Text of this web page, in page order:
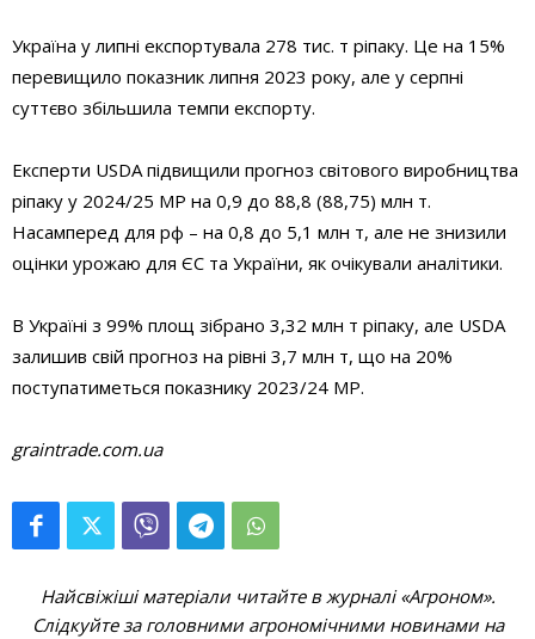
Україна у липні експортувала 278 тис. т ріпаку. Це на 15%
перевищило показник липня 2023 року, але у серпні
суттєво збільшила темпи експорту.
Експерти USDA підвищили прогноз світового виробництва
ріпаку у 2024/25 МР на 0,9 до 88,8 (88,75) млн т.
Насамперед для рф – на 0,8 до 5,1 млн т, але не знизили
оцінки урожаю для ЄС та України, як очікували аналітики.
В Україні з 99% площ зібрано 3,32 млн т ріпаку, але USDA
залишив свій прогноз на рівні 3,7 млн т, що на 20%
поступатиметься показнику 2023/24 МР.
graintrade.com.ua
Найсвіжіші матеріали читайте в журналі «Агроном».
Слідкуйте за головними агрономічними новинами на